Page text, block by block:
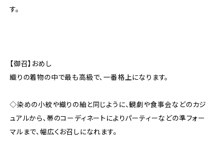
す。
【御召】おめし
織りの着物の中で最も高級で、一番格上になります。
◇染めの小紋や織りの紬と同じように、観劇や食事会などのカジ
ュアルから、帯のコーディネートによりパーティーなどの準フォー
マルまで、幅広くお召しになれます。